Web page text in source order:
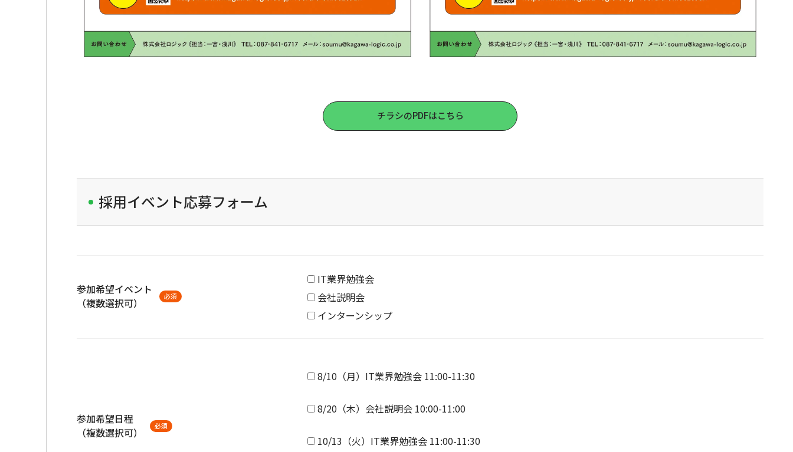
チラシのPDFはこちら
採用イベント応募フォーム
参加希望イベント
（複数選択可）
必須
IT業界勉強会
会社説明会
インターンシップ
参加希望日程
（複数選択可）
必須
8/10（月）IT業界勉強会 11:00-11:30
8/20（木）会社説明会 10:00-11:00
10/13（火）IT業界勉強会 11:00-11:30